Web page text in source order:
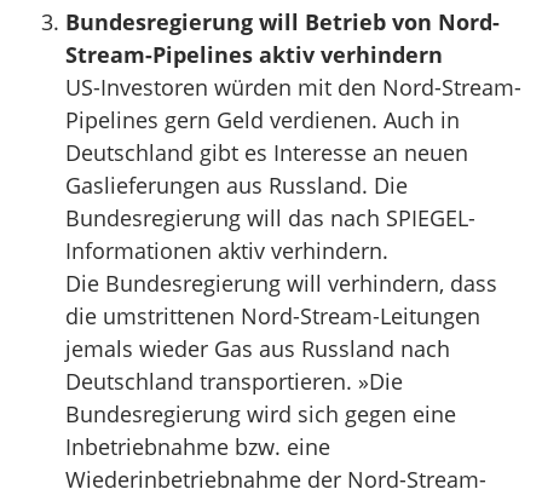
Bundesregierung will Betrieb von Nord-
Stream-Pipelines aktiv verhindern
US-Investoren würden mit den Nord-Stream-
Pipelines gern Geld verdienen. Auch in
Deutschland gibt es Interesse an neuen
Gaslieferungen aus Russland. Die
Bundesregierung will das nach SPIEGEL-
Informationen aktiv verhindern.
Die Bundesregierung will verhindern, dass
die umstrittenen Nord-Stream-Leitungen
jemals wieder Gas aus Russland nach
Deutschland transportieren. »Die
Bundesregierung wird sich gegen eine
Inbetriebnahme bzw. eine
Wiederinbetriebnahme der Nord-Stream-